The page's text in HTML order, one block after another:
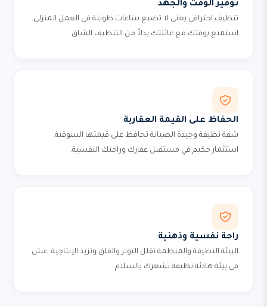
توفير الوقت والجهد
تنظيف احترافي يعني لا تضيع ساعات طويلة في العمل المنزلي.
استمتع بوقتك مع عائلتك بدلاً من التنظيف الشاق.
الحفاظ على القيمة العقارية
شقة نظيفة وجيدة الصيانة تحافظ على قيمتها السوقية.
استثمار حكيم في مستقبل عقارك وراحتك النفسية.
راحة نفسية وذهنية
البيئة النظيفة والمنظمة تقلل التوتر والقلق وتزيد الإنتاجية. عش
في بيئة هادئة نظيفة تشعرك بالسلام.